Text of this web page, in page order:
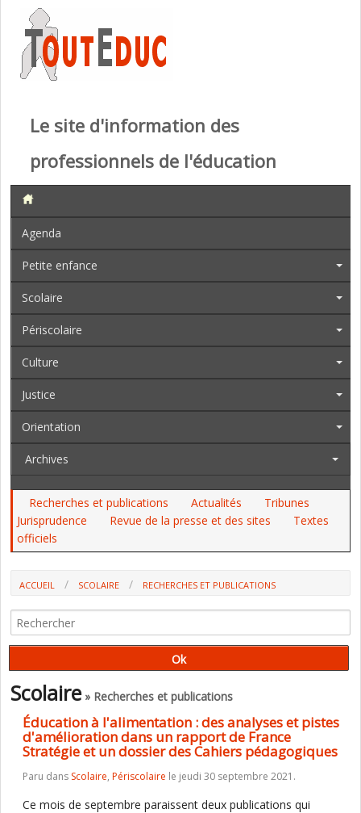
Le site d'information des
professionnels de l'éducation
Agenda
Petite enfance
Scolaire
Périscolaire
Culture
Justice
Orientation
Archives
Recherches et publications Actualités
Tribunes
Jurisprudence
Revue de la presse et des sites
Textes
officiels
ACCUEIL SCOLAIRE
RECHERCHES ET PUBLICATIONS
D'AMÉLIORATION DANS UN RAPPORT DE FRANCE STRATÉGIE ET UN
DOSSIER DES CAHIERS PÉDAGOGIQUES
Scolaire» Recherches et publications
Éducation à l'alimentation : des analyses et pistes
d'amélioration dans un rapport de France
Stratégie et un dossier des Cahiers pédagogiques
Paru dans Scolaire, Périscolaire le jeudi 30 septembre 2021.
Ce mois de septembre paraissent deux publications qui